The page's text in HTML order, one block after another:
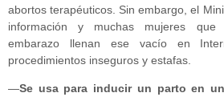
abortos terapéuticos. Sin embargo, el
información y muchas mujeres que
embarazo llenan ese vacío en
procedimientos inseguros y estafas.
—Se usa para inducir un parto en